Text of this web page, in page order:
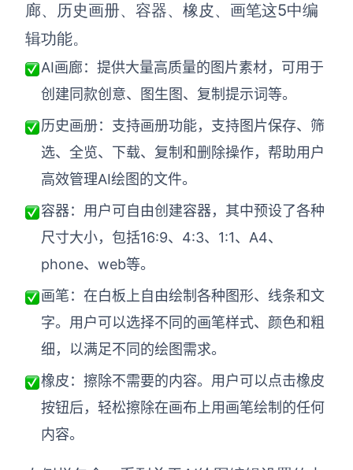
私有化部署
客户案例
用boardmix提升团队协作效率
企业版申请试用
帮助支持
帮助中心
获取详细功能指南和技术支持
知识分享社区
探索创意灵感与高效协作技巧
定价
廊、历史画册、容器、橡皮、画笔这5中编
辑功能。
AI画廊： 提供大量高质量的图片素材，可用于
创建同款创意、图生图、复制提示词等。
历史画册： 支持画册功能，支持图片保存、筛
选、全览、下载、复制和删除操作，帮助用户
高效管理AI绘图的文件。
容器： 用户可自由创建容器， 其中预设了各种
尺寸大小， 包括16:9、4:3、1:1、A4、
phone、web等。
画笔：在白板上自由绘制各种图形、线条和文
字。用户可以选择不同的画笔样式、颜色和粗
细，以满足不同的绘图需求。
橡皮：擦除不需要的内容。用户可以点击橡皮
按钮后，轻松擦除在画布上用画笔绘制的任何
内容。